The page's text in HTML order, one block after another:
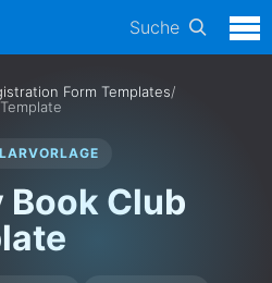
Suche
Form Templates/
Club